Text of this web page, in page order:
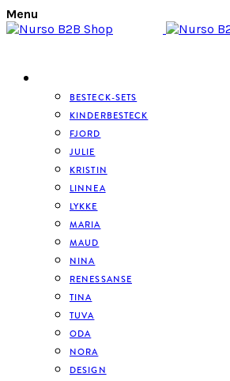
Menu
BESTECK-SETS
KINDERBESTECK
FJORD
JULIE
KRISTIN
LINNEA
LYKKE
MARIA
MAUD
NINA
RENESSANSE
TINA
TUVA
ODA
NORA
DESIGN